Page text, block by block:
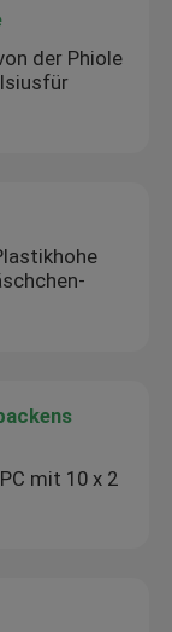
der Phiole
mit 10 x 2